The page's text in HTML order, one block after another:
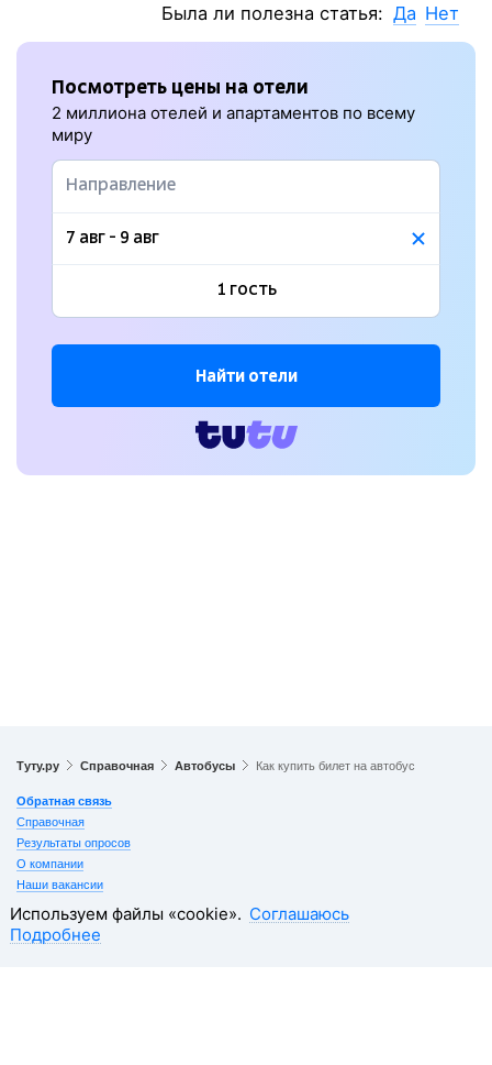
Была ли полезна статья: Да Нет
Посмотреть цены на отели
2 миллиона отелей и апартаментов по всему
миру
Найти отели
Туту.ру Справочная Автобусы Как купить билет на автобус
Обратная связь
Справочная
Результаты опросов
О компании
Наши вакансии
10 способов покупать авиабилеты выгоднее
Реклама на Туту.ру
Контакты
Используем файлы «cookie». Соглашаюсь
Подробнее